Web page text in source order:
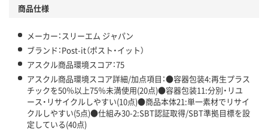
商品仕様
メーカー：スリーエム ジャパン
ブランド：Post-it（ポスト・イット）
アスクル商品環境スコア：75
アスクル商品環境スコア詳細/加点項目：●容器包装4:再生プラス
チックを50％以上75％未満使用(20点)●容器包装11:分別・リユ
ース・リサイクルしやすい(10点)●商品本体21:単一素材でリサイ
クルしやすい(5点)●仕組み30-2:SBT認証取得/SBT準拠目標を設
定している(40点)